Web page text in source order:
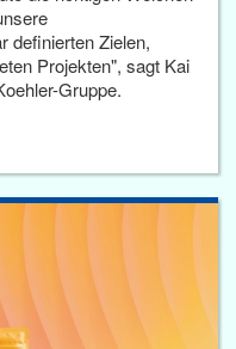
definierten Zielen,
Projekten", sagt Kai
Gruppe.